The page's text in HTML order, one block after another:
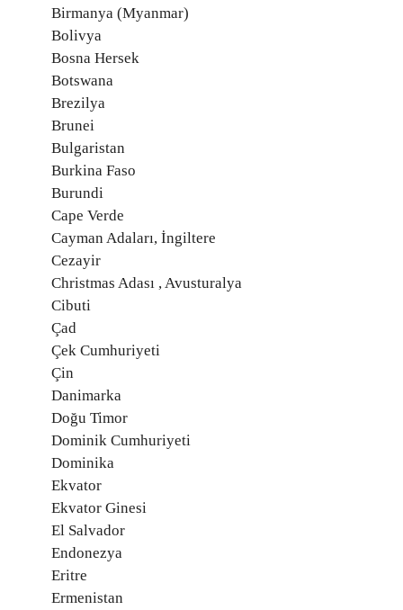
Birmanya (Myanmar)
Bolivya
Bosna Hersek
Botswana
Brezilya
Brunei
Bulgaristan
Burkina Faso
Burundi
Cape Verde
Cayman Adaları, İngiltere
Cezayir
Christmas Adası , Avusturalya
Cibuti
Çad
Çek Cumhuriyeti
Çin
Danimarka
Doğu Timor
Dominik Cumhuriyeti
Dominika
Ekvator
Ekvator Ginesi
El Salvador
Endonezya
Eritre
Ermenistan